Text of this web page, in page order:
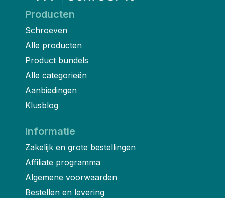
Producten
Schroeven
Alle producten
Product bundels
Alle categorieën
Aanbiedingen
Klusblog
Informatie
Zakelijk en grote bestellingen
Affiliate programma
Algemene voorwaarden
Bestellen en levering